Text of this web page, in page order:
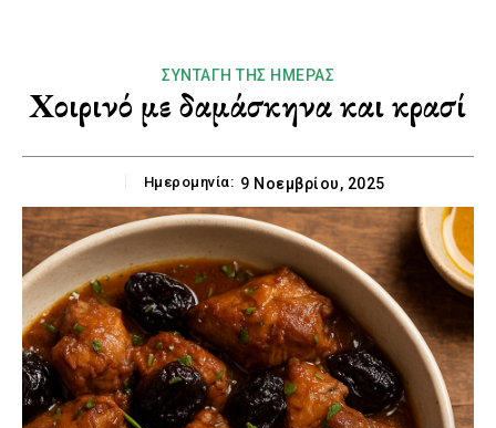
ΣΥΝΤΑΓΉ ΤΗΣ ΗΜΈΡΑΣ
Χοιρινό με δαμάσκηνα και κρασί
Ημερομηνία: 9 Νοεμβρίου, 2025